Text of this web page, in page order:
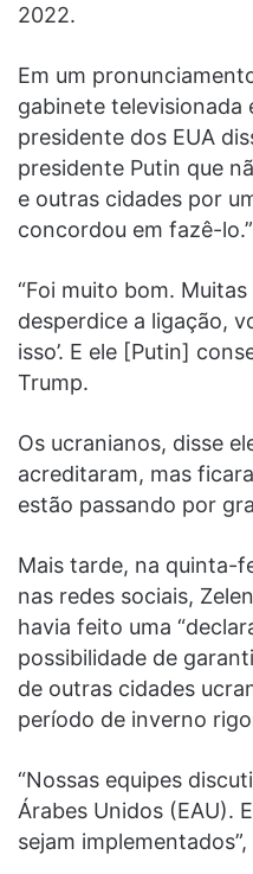
2022.
Em um
gabinete televisionada
presidente dos EUA
presidente Putin que
e outras cidades por
concordou em fazê-lo.”
“Foi muito bom. Muitas
desperdice a ligação,
isso’. E ele [Putin]
Trump.
Os ucranianos, disse
acreditaram, mas
estão passando por
Mais tarde, na quinta-
nas redes sociais,
havia feito uma
possibilidade de
de outras cidades
período de inverno
“Nossas equipes
Árabes Unidos (EAU).
sejam implementados”,